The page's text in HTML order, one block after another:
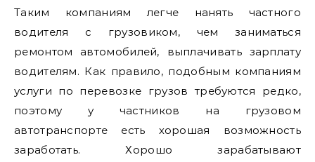
Таким компаниям легче нанять частного
водителя с грузовиком, чем заниматься
ремонтом автомобилей, выплачивать зарплату
водителям. Как правило, подобным компаниям
услуги по перевозке грузов требуются редко,
поэтому у частников на грузовом
автотранспорте есть хорошая возможность
заработать. Хорошо зарабатывают